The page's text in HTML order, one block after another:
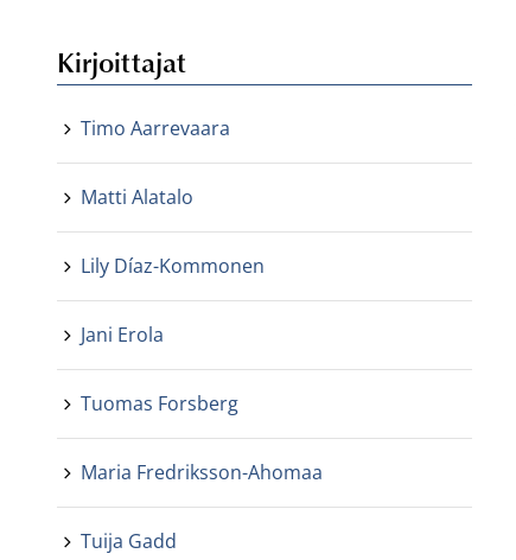
Kirjoittajat
Timo Aarrevaara
Matti Alatalo
Lily Díaz-Kommonen
Jani Erola
Tuomas Forsberg
Maria Fredriksson-Ahomaa
Tuija Gadd